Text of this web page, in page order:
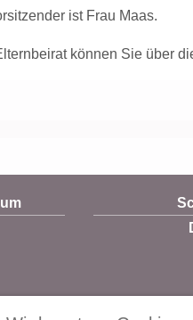
ist Frau Maas.
können Sie über